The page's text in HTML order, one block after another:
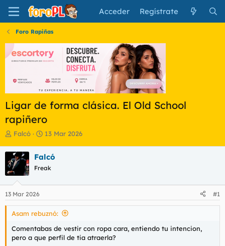
Acceder Regístrate
Foro Rapiñas
Ligar de forma clásica. El Old School
rapiñero
I
i
c
i
a
d
o
r
d
l
t
Falcó
F
h
a
e
n
i
i
o
13 Mar 2026
Falcó
Freak
13 Mar 2026 #1
Asam rebuznó:
Comentabas de vestir con ropa cara, entiendo tu intencion,
pero a que perfil de tia atraerla?